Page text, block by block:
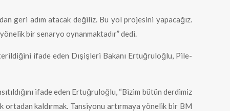
geri adım atacak değiliz. Bu yol projesini yapacağız.
bir senaryo oynanmaktadır” dedi.
ifade eden Dışişleri Bakanı Ertuğruloğlu, Pile-
ifade eden Ertuğruloğlu, “Bizim bütün derdimiz
ortadan kaldırmak. Tansiyonu artırmaya yönelik bir BM